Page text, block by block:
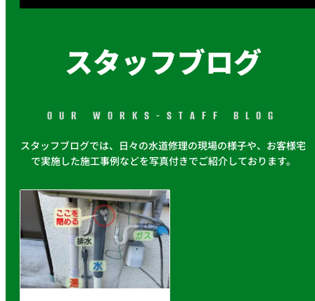
スタッフブログ
OUR WORKS-STAFF BLOG
スタッフブログでは、日々の水道修理の現場の様子や、お客様宅
で実施した施工事例などを写真付きでご紹介しております。